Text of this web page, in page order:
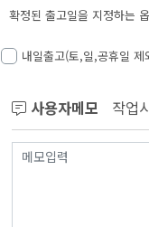
확정된 출고일을 지정하는
내일출고(토,일,공휴일 제
사용자메모 작업